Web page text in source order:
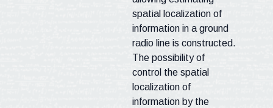
spatial localization of
information in a ground
radio line is constructed.
The possibility of
control the spatial
localization of
information by the